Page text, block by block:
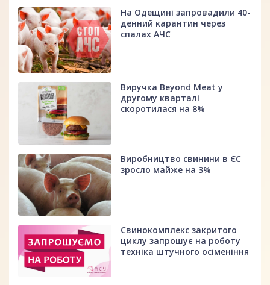
На Одещині запровадили 40-
денний карантин через
спалах АЧС
Виручка Beyond Meat у
другому кварталі
скоротилася на 8%
Виробництво свинини в ЄС
зросло майже на 3%
Свинокомплекс закритого
циклу запрошує на роботу
техніка штучного осіменіння